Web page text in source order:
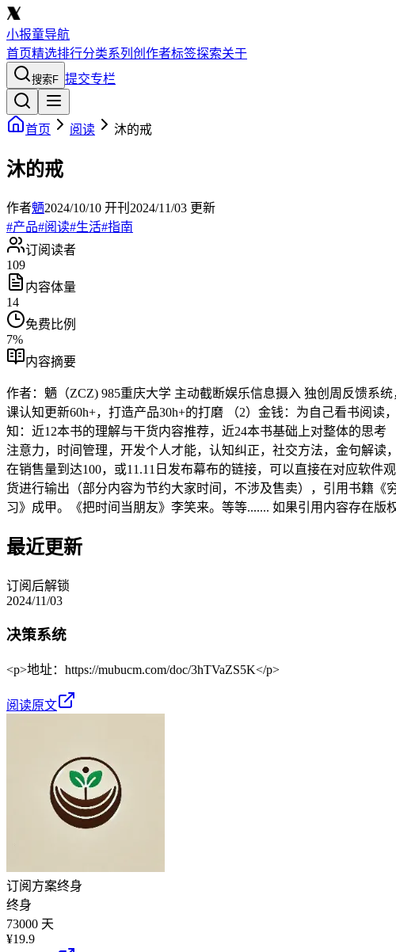
小报童导航
首页精选排行分类系列 创作者标签探索关于
搜索F 提交专栏
首页 阅读 沐的戒
沐的戒
作者魉2024/10/10 开刊 2024/11/03 更新
#产品#阅读#生活#指南
订阅读者
109
内容体量
14
免费比例
7%
内容摘要
作者：魉（ZCZ) 985重庆大学 主动截断娱乐信息摄入 独创周反馈系
课认知更新60h+，打造产品30h+的打磨 （2）金钱：为自己看书阅
知：近12本书的理解与干货内容推荐，近24本书基础上对整体的思
注意力，时间管理，开发个人才能，认知纠正，社交方法，金句解
在销售量到达100，或11.11日发布幕布的链接，可以直接在对应软
货进行输出（部分内容为节约大家时间，不涉及售卖），引用书籍
习》成甲。《把时间当朋友》李笑来。等等....... 如果引用内容存在
最近更新
订阅后解锁
2024/11/03
决策系统
<p>地址：https://mubucm.com/doc/3hTVaZS5K</p>
阅读原文
订阅方案终身
终身
73000 天
¥19.9